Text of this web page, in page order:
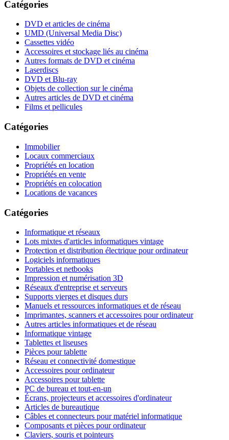
Catégories
DVD et articles de cinéma
UMD (Universal Media Disc)
Cassettes vidéo
Accessoires et stockage liés au cinéma
Autres formats de DVD et cinéma
Laserdiscs
DVD et Blu-ray
Objets de collection sur le cinéma
Autres articles de DVD et cinéma
Films et pellicules
Catégories
Immobilier
Locaux commerciaux
Propriétés en location
Propriétés en vente
Propriétés en colocation
Locations de vacances
Catégories
Informatique et réseaux
Lots mixtes d'articles informatiques vintage
Protection et distribution électrique pour ordinateur
Logiciels informatiques
Portables et netbooks
Impression et numérisation 3D
Réseaux d'entreprise et serveurs
Supports vierges et disques durs
Manuels et ressources informatiques et de réseau
Imprimantes, scanners et accessoires pour ordinateur
Autres articles informatiques et de réseau
Informatique vintage
Tablettes et liseuses
Pièces pour tablette
Réseau et connectivité domestique
Accessoires pour ordinateur
Accessoires pour tablette
PC de bureau et tout-en-un
Écrans, projecteurs et accessoires d'ordinateur
Articles de bureautique
Câbles et connecteurs pour matériel informatique
Composants et pièces pour ordinateur
Claviers, souris et pointeurs